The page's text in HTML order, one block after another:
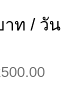
าท / วัน